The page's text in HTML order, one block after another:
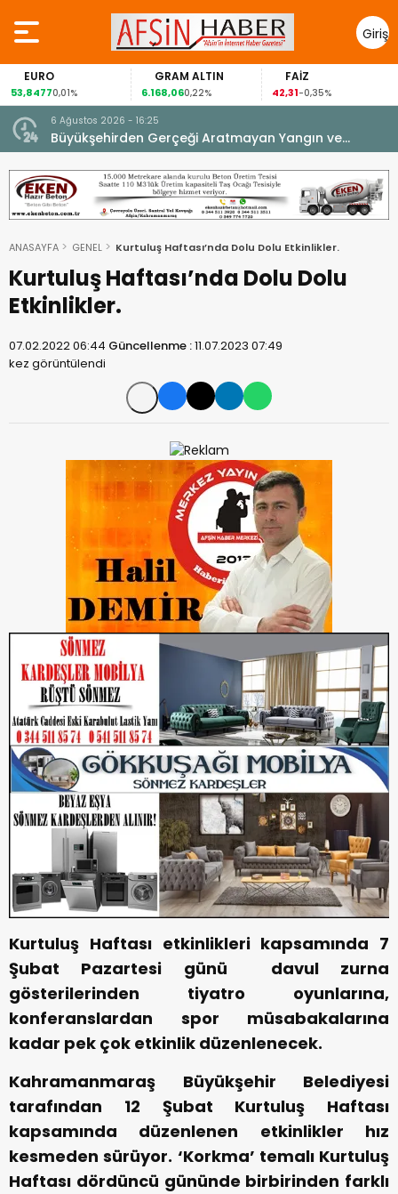
Giriş
Yap
EURO
53,84770,01%
GRAM ALTIN
6.168,060,22%
FAİZ
42,31-0,35%
6 Ağustos 2026 - 16:25
Büyükşehirden Gerçeği Aratmayan Yangın ve
Kurtarma Tatbikatı.
ANASAYFA GENEL Kurtuluş Haftası’nda Dolu Dolu Etkinlikler.
Kurtuluş Haftası’nda Dolu Dolu
Etkinlikler.
07.02.2022 06:44 Güncellenme :11.07.2023 07:49
kez görüntülendi
Kurtuluş Haftası etkinlikleri kapsamında 7
Şubat Pazartesi günü davul zurna
gösterilerinden tiyatro oyunlarına,
konferanslardan spor müsabakalarına
kadar pek çok etkinlik düzenlenecek.
Kahramanmaraş Büyükşehir Belediyesi
tarafından 12 Şubat Kurtuluş Haftası
kapsamında düzenlenen etkinlikler hız
kesmeden sürüyor. ‘Korkma’ temalı Kurtuluş
Haftası dördüncü gününde birbirinden farklı